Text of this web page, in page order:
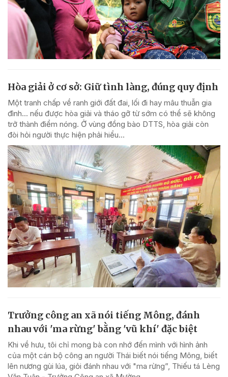
Hòa giải ở cơ sở: Giữ tình làng, đúng quy định
Một tranh chấp về ranh giới đất đai, lối đi hay mâu thuẫn gia
đình... nếu được hòa giải và tháo gỡ từ sớm có thể sẽ không
trở thành điểm nóng. Ở vùng đồng bào DTTS, hòa giải còn
đòi hỏi người thực hiện phải hiểu...
Trưởng công an xã nói tiếng Mông, đánh
nhau với 'ma rừng' bằng 'vũ khí' đặc biệt
Khi về hưu, tôi chỉ mong bà con nhớ đến mình với hình ảnh
của một cán bộ công an người Thái biết nói tiếng Mông, biết
lên nương gùi lúa, giỏi đánh nhau với "ma rừng”, Thiếu tá Lèng